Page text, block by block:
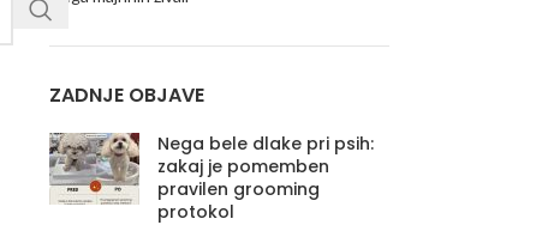
ZADNJE OBJAVE
Nega bele dlake pri psih:
zakaj je pomemben
pravilen grooming
protokol